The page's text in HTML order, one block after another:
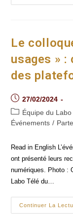
Le
usages » :
des
Post
published:
27/02/2024
Post
category:
Équipe du Labo
Événements /
Read in English
ont présenté leurs
numériques. Photo :
Labo Télé du…
Continuer La